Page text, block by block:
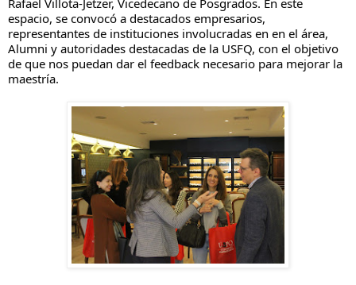
espacio, se convocó a destacados empresarios,
representantes de instituciones involucradas en en el área,
Alumni y autoridades destacadas de la USFQ, con el objetivo
de que nos puedan dar el feedback necesario para mejorar la
maestría.